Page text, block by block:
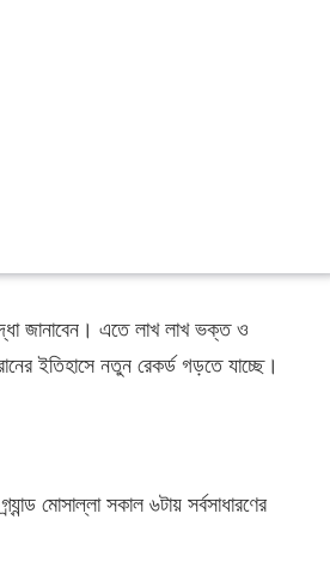
জানাবেন। এতে লাখ লাখ ভক্ত ও
ইতিহাসে নতুন রেকর্ড গড়তে যাচ্ছে।
মোসাল্লা সকাল ৬টায় সর্বসাধারণের